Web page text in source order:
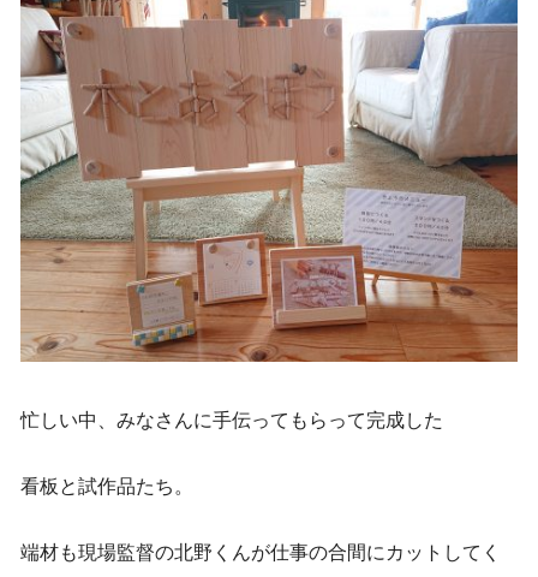
忙しい中、みなさんに手伝ってもらって完成した
看板と試作品たち。
端材も現場監督の北野くんが仕事の合間にカットしてく